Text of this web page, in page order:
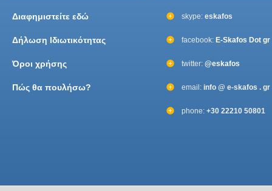
Διαφημιστείτε εδώ
Δήλωση Ιδιωτικότητας
Όροι χρήσης
Πώς θα πουλήσω?
skype: eskafos
facebook: E-Skafos Dot gr
twitter: @eskafos
email: info @ e-skafos . gr
phone: +30 22210 50801